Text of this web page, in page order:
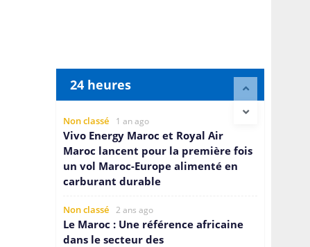
24 heures
Non classé 1 an ago
Vivo Energy Maroc et Royal Air
Maroc lancent pour la première fois
un vol Maroc-Europe alimenté en
carburant durable
Non classé 2 ans ago
Le Maroc : Une référence africaine
dans le secteur des